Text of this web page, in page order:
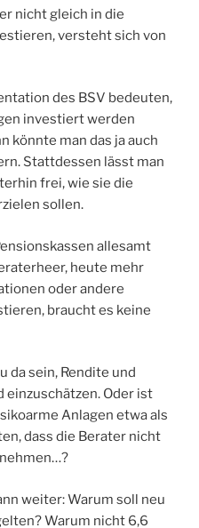
nicht gleich in die
versteht sich von
des BSV bedeuten,
investiert werden
könnte man das ja auch
Stattdessen lässt man
frei, wie sie die
sollen.
allesamt
heute mehr
oder andere
braucht es keine
da sein, Rendite und
einzuschätzen. Oder ist
Anlagen etwa als
dass die Berater nicht
weiter: Warum soll neu
Warum nicht 6,6